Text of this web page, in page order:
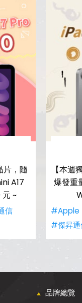
片，隨
A17
~
信
【本週
爆發重
#Apple
#傑昇通
品牌總覽